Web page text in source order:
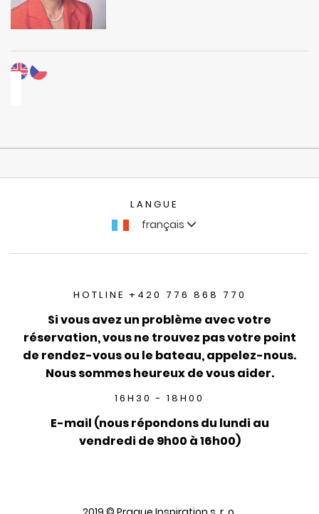
LANGUE
français
HOTLINE +420 776 868 770
Si vous avez un problème avec votre
réservation, vous ne trouvez pas votre point
de rendez-vous ou le bateau, appelez-nous.
Nous sommes heureux de vous aider.
16H30 - 18H00
E-mail (nous répondons du lundi au
vendredi de 9h00 à 16h00)